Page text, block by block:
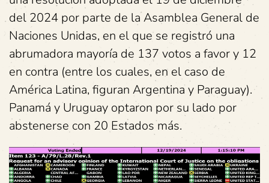
del 2024 por parte de la Asamblea General de
Naciones Unidas, en el que se registró una
abrumadora mayoría de 137 votos a favor y 12
en contra (entre los cuales, en el caso de
América Latina, figuran Argentina y Paraguay).
Panamá y Uruguay optaron por su lado por
abstenerse con 20 Estados más.